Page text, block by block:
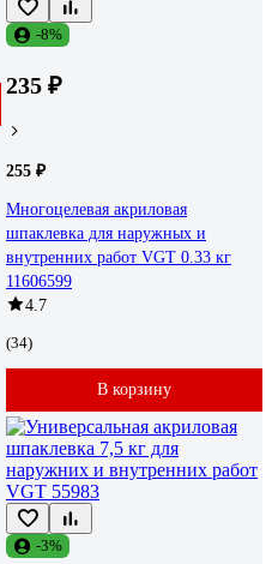
-8%
235 ₽
255 ₽
Многоцелевая акриловая
шпаклевка для наружных и
внутренних работ VGT 0.33 кг
11606599
4.7
(34)
В корзину
-3%